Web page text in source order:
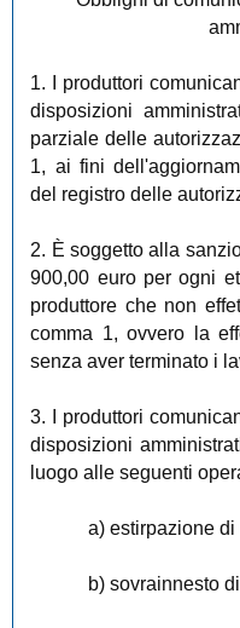
1. I produttori
disposizioni
parziale delle
1, ai fini
del registro delle
2. È soggetto alla
900,00 euro per ogni
produttore che non
comma 1, ovvero la
senza aver terminato i
3. I produttori
disposizioni
luogo alle seguenti
a) estirpazione di
b) sovrainnesto